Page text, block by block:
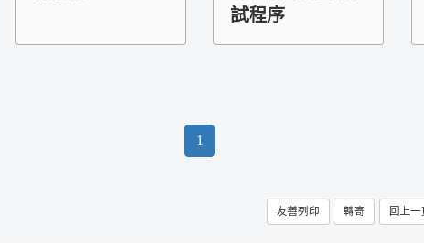
試程序
1
友善列印(以新視窗開啟)
轉寄 回上一